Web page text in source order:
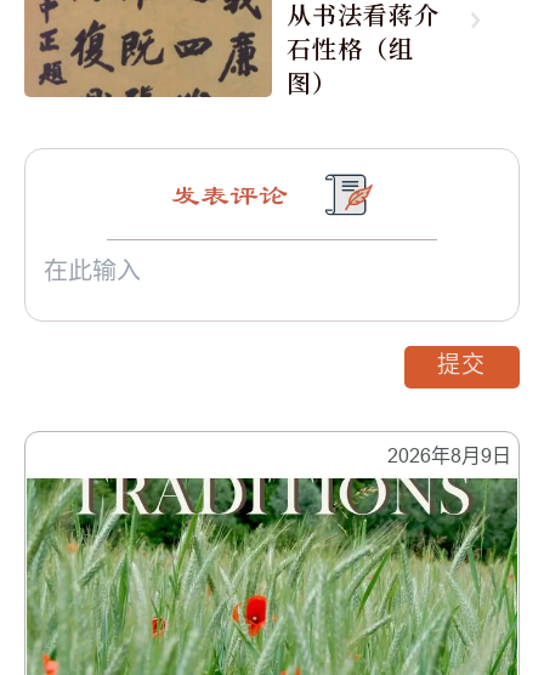
从书法看蒋介
石性格（组
图）
2026年8月9日
发表评论
提交